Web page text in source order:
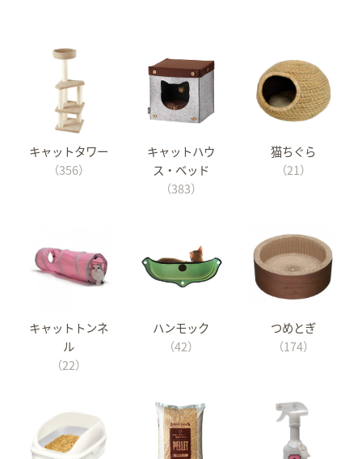
キャットタワー
（356）
キャットハウ
ス・ベッド
（383）
猫ちぐら
（21）
キャットトンネ
ル
（22）
ハンモック
（42）
つめとぎ
（174）